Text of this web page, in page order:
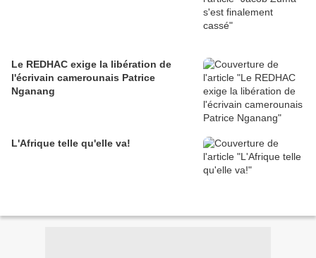
Le REDHAC exige la libération de
l'écrivain camerounais Patrice
Nganang
L'Afrique telle qu'elle va!